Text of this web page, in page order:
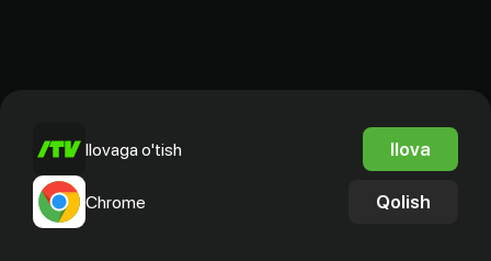
Ilovaga o'tish Ilova
Chrome Qolish